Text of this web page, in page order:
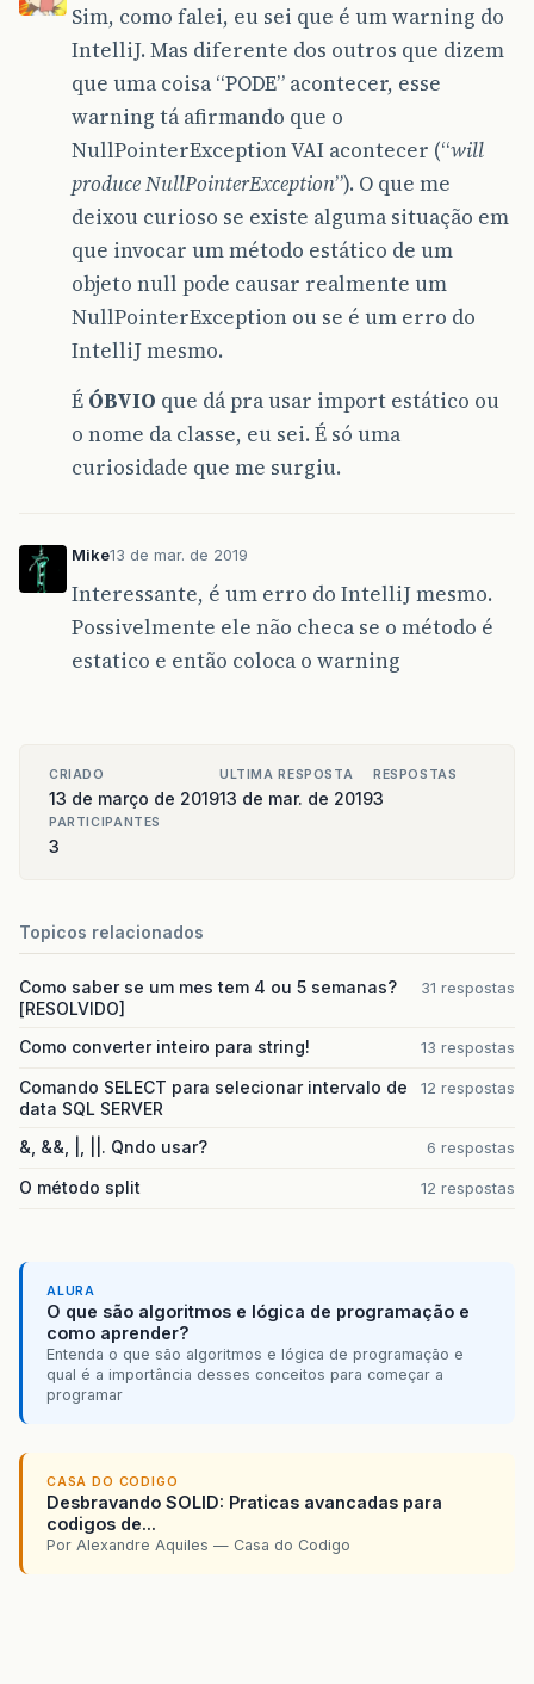
Sim, como falei, eu sei que é um warning do
IntelliJ. Mas diferente dos outros que dizem
que uma coisa “PODE” acontecer, esse
warning tá afirmando que o
NullPointerException VAI acontecer (“will
produce NullPointerException”). O que me
deixou curioso se existe alguma situação em
que invocar um método estático de um
objeto null pode causar realmente um
NullPointerException ou se é um erro do
IntelliJ mesmo.
É ÓBVIO que dá pra usar import estático ou
o nome da classe, eu sei. É só uma
curiosidade que me surgiu.
Mike13 de mar. de 2019
Interessante, é um erro do IntelliJ mesmo.
Possivelmente ele não checa se o método é
estatico e então coloca o warning
CRIADO
13 de março de 2019
ULTIMA RESPOSTA
13 de mar. de 2019
RESPOSTAS
3
PARTICIPANTES
3
Topicos relacionados
Como saber se um mes tem 4 ou 5 semanas?
[RESOLVIDO]
31 respostas
Como converter inteiro para string! 13 respostas
Comando SELECT para selecionar intervalo de
data SQL SERVER
12 respostas
&, &&, |, ||. Qndo usar? 6 respostas
O método split 12 respostas
ALURA
O que são algoritmos e lógica de programação e
como aprender?
Entenda o que são algoritmos e lógica de programação e
qual é a importância desses conceitos para começar a
programar
CASA DO CODIGO
Desbravando SOLID: Praticas avancadas para
codigos de...
Por Alexandre Aquiles — Casa do Codigo